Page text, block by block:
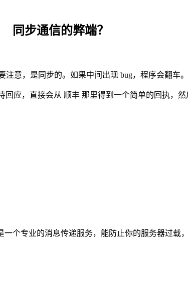
同步通信的弊端？
意，是同步的。如果中间出现 bug，程序会翻车。
应，直接会从 顺丰 那里得到一个简单的回执，
个专业的消息传递服务，能防止你的服务器过载